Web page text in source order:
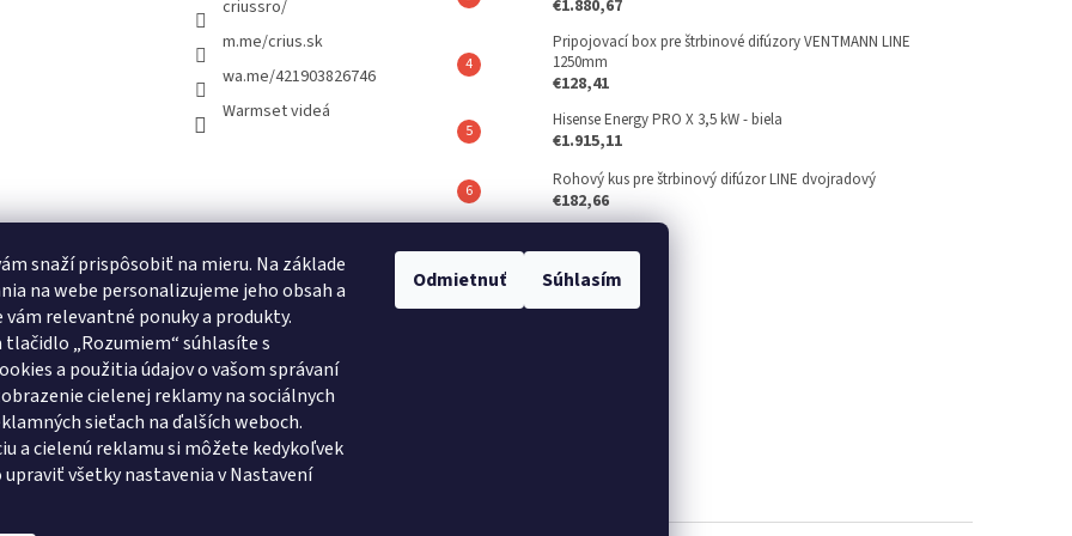
snaží prispôsobiť na mieru. Na základe
na webe personalizujeme jeho obsah a
relevantné ponuky a produkty.
„Rozumiem“ súhlasíte s
a použitia údajov o vašom správaní
cielenej reklamy na sociálnych
sieťach na ďalších weboch.
a cielenú reklamu si môžete kedykoľvek
všetky nastavenia v Nastavení
Odmietnuť Súhlasím
criussro/
m.me/crius.sk
wa.me/421903826746
Warmset videá
€1.880,67
Pripojovací box pre štrbinové difúzory VENTMANN LINE
1250mm
€128,41
Hisense Energy PRO X 3,5 kW - biela
€1.915,11
Rohový kus pre štrbinový difúzor LINE dvojradový
€182,66
hodnotenie
REFLAIR 320 Standard
Hodnotenie produktu je 5 z 5 hviezdičiek.
|
Crius.sk Warmset.sk